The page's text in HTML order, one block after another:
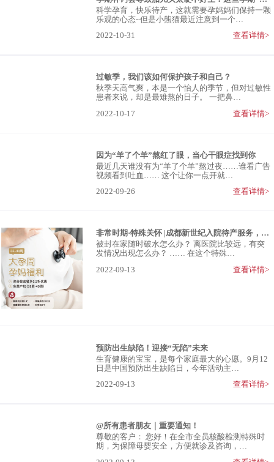
科学孕育，快乐待产，这就需要孕妈妈们保持一颗
乐观的心态~但是小熊猫最近注意到一个…
2022-10-31
查看详情>
过敏季，我们该如何保护孩子和自己？
秋季天高气爽，本是一个怡人的季节，但对过敏性
患者来说，却是最难熬的日子。 一把鼻…
2022-10-17
查看详情>
因为“羊了个羊”熬红了眼，当心干眼症找到你
最近几天谁没有为“羊了个羊”熬过夜……谁看广告
视频看到吐血…… 这个让你一点开就…
2022-09-26
查看详情>
非常时期·特殊关怀 |成都新世纪入院待产服务，专属孕妈的“绿色通道”
被封在家随时破水怎么办？ 离医院比较远，有突
发情况出现怎么办？ …… 在这个特殊…
2022-09-13
查看详情>
预防出生缺陷！迎接“无陷”未来
生育健康的宝宝，是每个家庭最大的心愿。9月12
日是中国预防出生缺陷日，今年活动主…
2022-09-13
查看详情>
@所有患者朋友｜重要通知！
尊敬的客户： 您好！在全市全员核酸检测特殊时
期，为保障母婴安全，方便就诊及咨询，…